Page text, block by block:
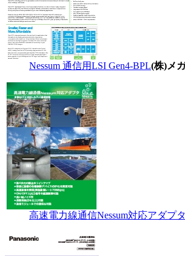
Nessum 通信用LSI Gen4-BPL(株)メ
高速電力線通信Nessum対応アダプタ